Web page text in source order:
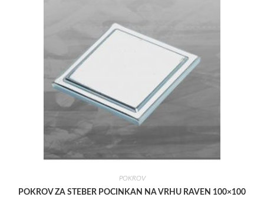
POKROV
POKROV ZA STEBER POCINKAN NA VRHU RAVEN 100×100